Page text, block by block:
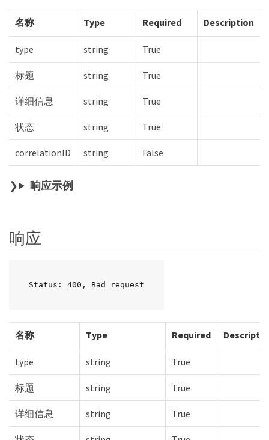
名称 Type Required Description
type string True
标题 string True
详细信息 string True
状态 string True
correlationID string False
响应示例
响应
Status: 400, Bad request
名称 Type Required
type string True
标题 string True
详细信息 string True